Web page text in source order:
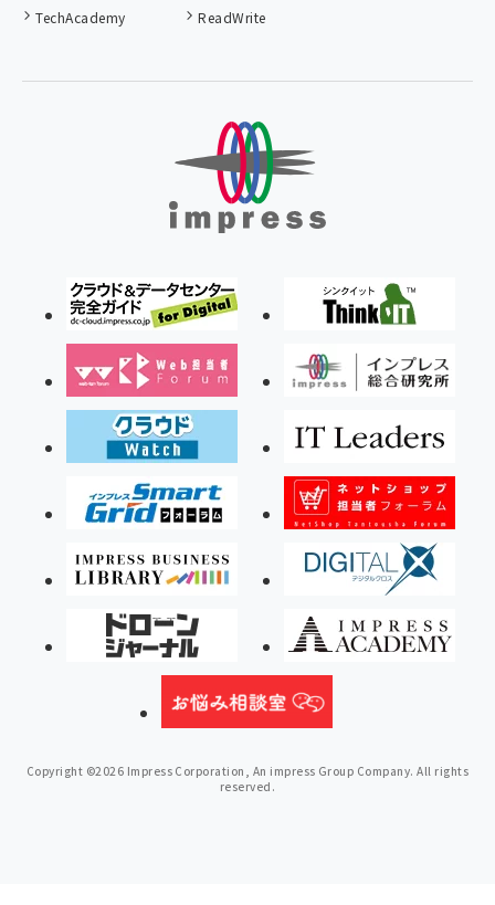
TechAcademy
ReadWrite
Copyright ©2026 Impress Corporation, An impress Group Company. All rights
reserved.